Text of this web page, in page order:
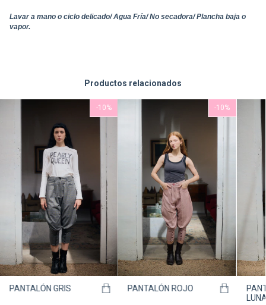
Lavar a mano o ciclo delicado/ Agua Fría/ No secadora/ Plancha baja o
vapor.
Productos relacionados
-10%
PANTALÓN GRIS
-10%
PANTALÓN ROJO